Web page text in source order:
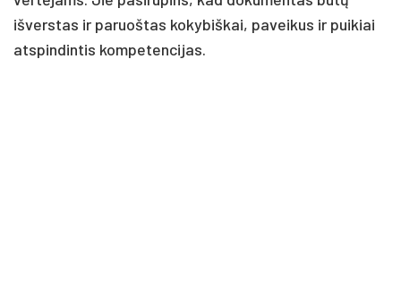
išverstas ir paruoštas kokybiškai, paveikus ir puikiai
atspindintis kompetencijas.